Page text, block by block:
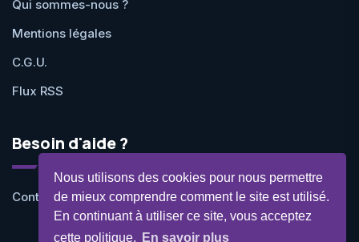
Nous utilisons des cookies pour nous permettre
de mieux comprendre comment le site est utilisé.
En continuant à utiliser ce site, vous acceptez
cette politique.
En savoir plus
Qui sommes-nous ?
Mentions légales
C.G.U.
Flux RSS
Besoin d'aide ?
Contactez-nous